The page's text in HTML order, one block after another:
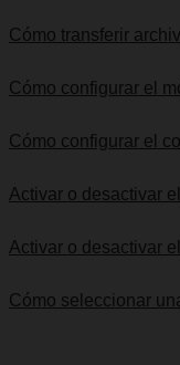
Cómo transferir
Cómo configurar el
Cómo configurar el
Activar o desactivar
Activar o desactivar
Cómo seleccionar